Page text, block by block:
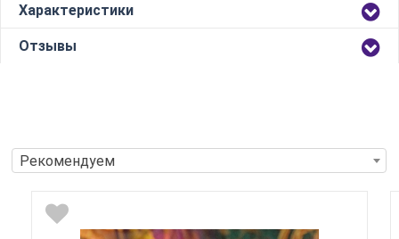
Характеристики
Отзывы
Рекомендуем